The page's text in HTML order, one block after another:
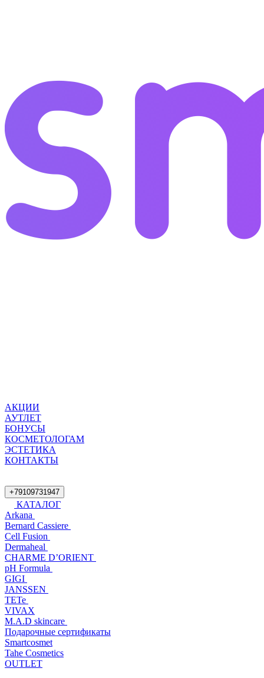
АКЦИИ
АУТЛЕТ
БОНУСЫ
КОСМЕТОЛОГАМ
ЭСТЕТИКА
КОНТАКТЫ
+79109731947
КАТАЛОГ
Arkana
Bernard Cassiere
Cell Fusion
Dermaheal
CHARME D’ORIENT
pH Formula
GIGI
JANSSEN
TETe
VIVAX
M.A.D skincare
Подарочные сертификаты
Smartcosmet
Tahe Cosmetics
OUTLET